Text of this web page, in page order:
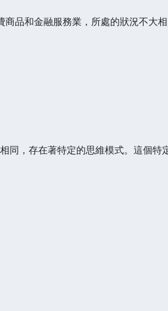
品和金融服務業，所處的狀況不大
，存在著特定的思維模式。這個特
窗口